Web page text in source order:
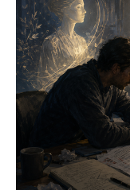
เมื่อ “สิทธิ” กลาย
ภาษาอื่น / Other